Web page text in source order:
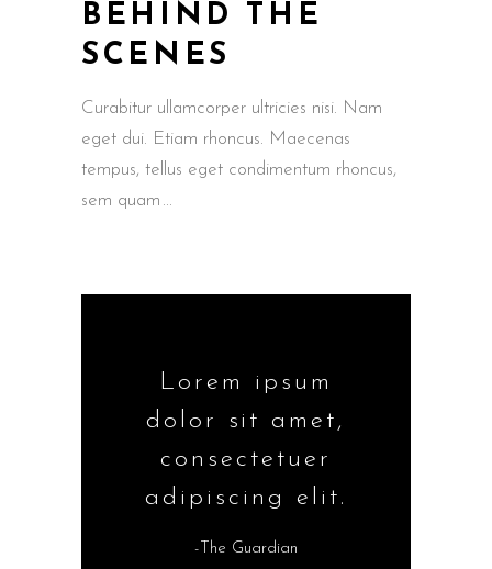
BEHIND THE
SCENES
Curabitur ullamcorper ultricies nisi. Nam
eget dui. Etiam rhoncus. Maecenas
tempus, tellus eget condimentum rhoncus,
sem quam
Lorem ipsum
dolor sit amet,
consectetuer
adipiscing elit.
-The Guardian